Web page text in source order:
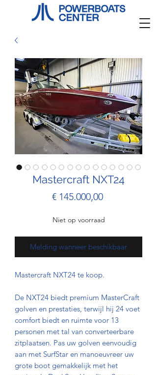
Mastercraft NXT24
€ 145.000,00Prijs
Niet op voorraad
Melding wanneer beschikbaar
Mastercraft NXT24 te koop.
De NXT24 biedt premium MasterCraft
golven en prestaties, terwijl hij 24 voet
comfort biedt en ruimte voor 13
personen met tal van converteerbare
zitplaatsen. Pas uw golven eenvoudig
aan met SurfStar en manoeuvreer uw
grote boot gemakkelijk met het